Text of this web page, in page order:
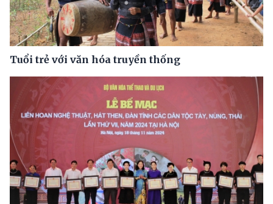
Tuổi trẻ với văn hóa truyền thống